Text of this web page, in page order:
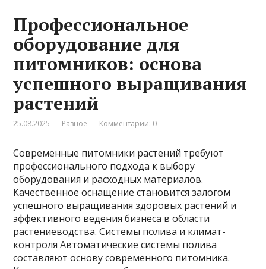
Профессиональное
оборудование для
питомников: основа
успешного выращивания
растений
25.08.2025 Разное Комментарии: 0
Современные питомники растений требуют
профессионального подхода к выбору
оборудования и расходных материалов.
Качественное оснащение становится залогом
успешного выращивания здоровых растений и
эффективного ведения бизнеса в области
растениеводства. Системы полива и климат-
контроля Автоматические системы полива
составляют основу современного питомника.